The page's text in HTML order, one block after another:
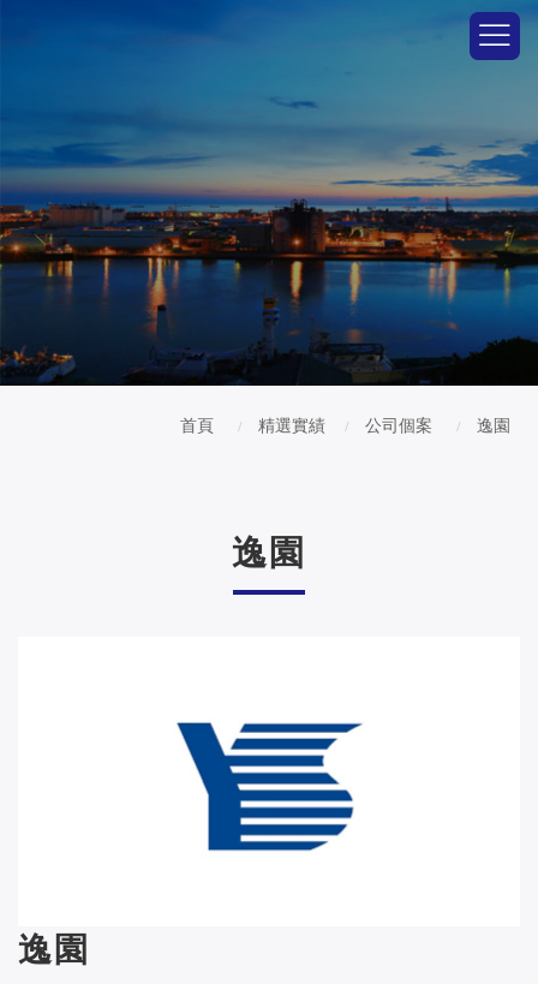
首頁 精選實績 公司個案 逸園
逸園
逸園